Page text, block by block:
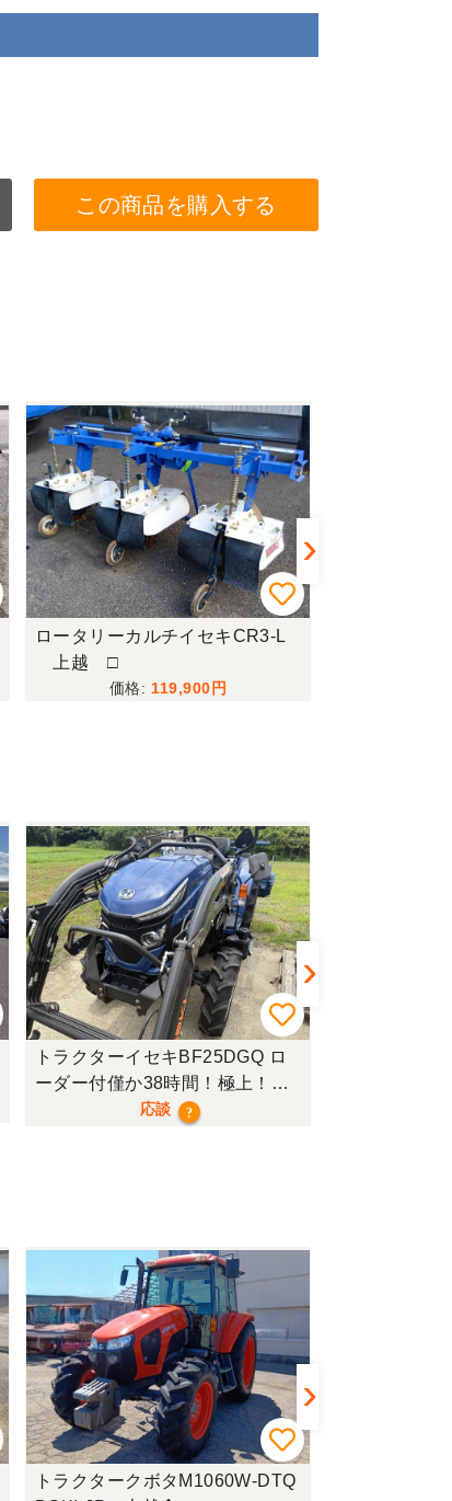
この商品を購入する
ロータリーカルチイセキCR3-L
上越 □
119,900
トラクターイセキBF25DGQ ロ
ーダー付僅か38時間！極上！現
応談 ?
トラクタークボタM1060W-DTQ